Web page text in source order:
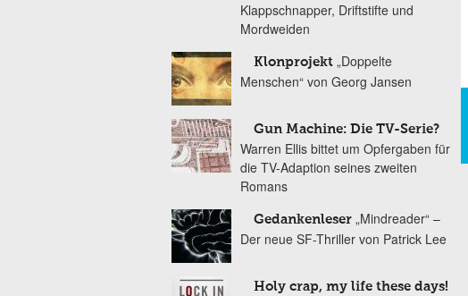
Klappschnapper, Driftstifte und
Mordweiden
Klonprojekt „Doppelte
Menschen“ von Georg Jansen
Gun Machine: Die TV-Serie?
Warren Ellis bittet um Opfergaben für
die TV-Adaption seines zweiten
Romans
Gedankenleser „Mindreader“ –
Der neue SF-Thriller von Patrick Lee
Holy crap, my life these days!